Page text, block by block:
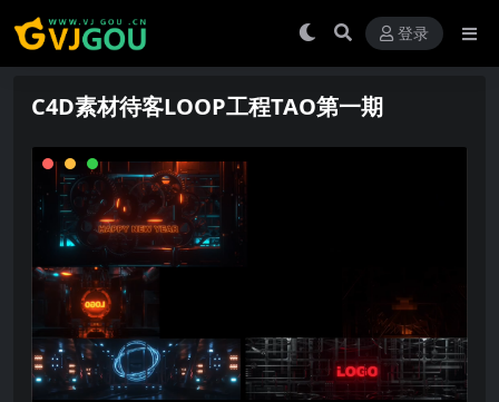
登录
C4D素材待客LOOP工程TAO第一期